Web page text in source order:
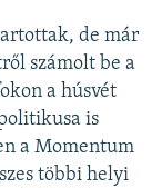
de már
számolt be a
a húsvét
is
a Momentum
többi helyi